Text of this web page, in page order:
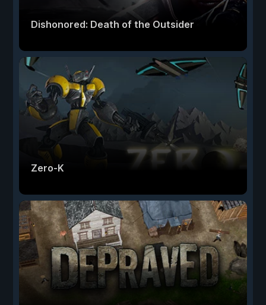
Dishonored: Death of the Outsider
Zero-K